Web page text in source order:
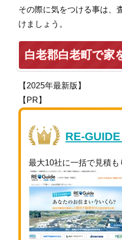
その際に気をつける事は、
けましょう。
白老郡白老町で家
【2025年最新版】
【PR】
RE-
最大10社に一括で見積も